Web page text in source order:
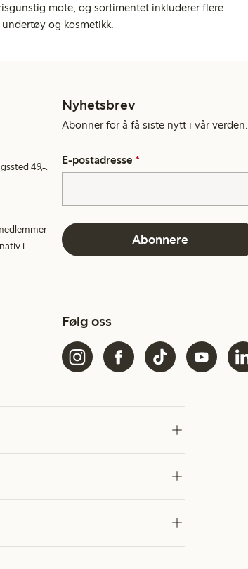
mote, og sortimentet inkluderer flere
og kosmetikk.
49,-.
i
Nyhetsbrev
Abonner for å få siste nytt i vår verden.
E-postadresse *
Abonnere
Følg oss